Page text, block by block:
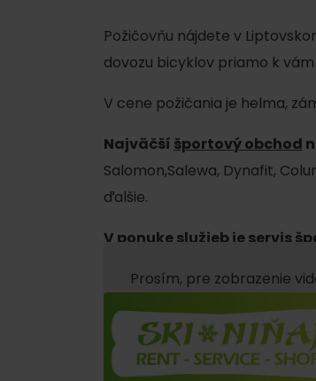
Počasie a kamery
VŠETKY ČLÁNKY
podľa veku detí
Požičovňu nájdete v
dovozu bicyklov priamo k
V cene požičania je helma,
Najväčší športový obchod
Salomon,Salewa, Dynafit,
ďalšie.
V ponuke služieb je servis
Prosím, pre zobrazenie